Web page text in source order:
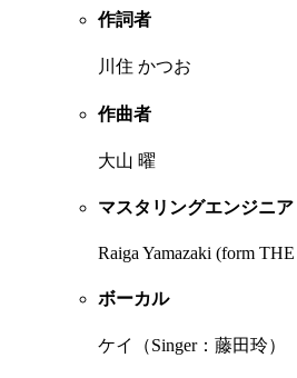
作詞者
川住 かつお
作曲者
大山 曜
マスタリングエンジニア
Raiga Yamazaki (form
ボーカル
ケイ（Singer：藤田玲）